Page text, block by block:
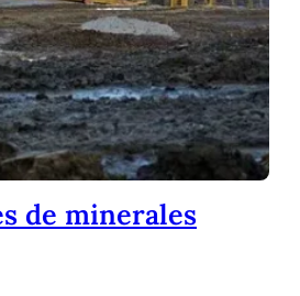
de minerales